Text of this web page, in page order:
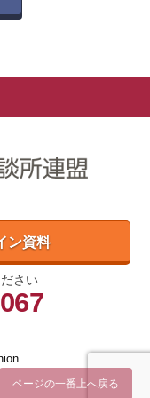
ページの一番上へ戻る
ン資料
さい